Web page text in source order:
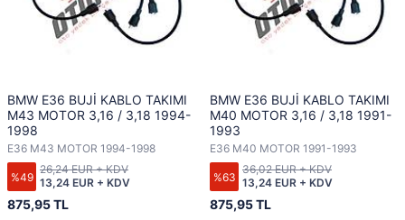
BMW E36 BUJİ KABLO TAKIMI
M43 MOTOR 3,16 / 3,18 1994-
1998
E36 M43 MOTOR 1994-1998
%49
875,95 TL
13,24 EUR + KDV
26,24 EUR + KDV
BMW E36 BUJİ KABLO TAKIMI
M40 MOTOR 3,16 / 3,18 1991-
1993
E36 M40 MOTOR 1991-1993
%63
875,95 TL
13,24 EUR + KDV
36,02 EUR + KDV